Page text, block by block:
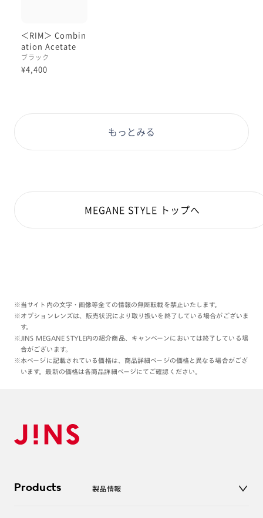
＜RIM＞ Combin
ation Acetate
ブラック
¥4,400
もっとみる
MEGANE STYLE トップへ
※当サイト内の文字・画像等全ての情報の無断転載を禁止いたします。
※オプションレンズは、販売状況により取り扱いを終了している場合がございま
す。
※JINS MEGANE STYLE内の紹介商品、キャンペーンにおいては終了している場
合がございます。
※本ページに記載されている価格は、商品詳細ページの価格と異なる場合がござ
います。最新の価格は各商品詳細ページにてご確認ください。
Products 製品情報